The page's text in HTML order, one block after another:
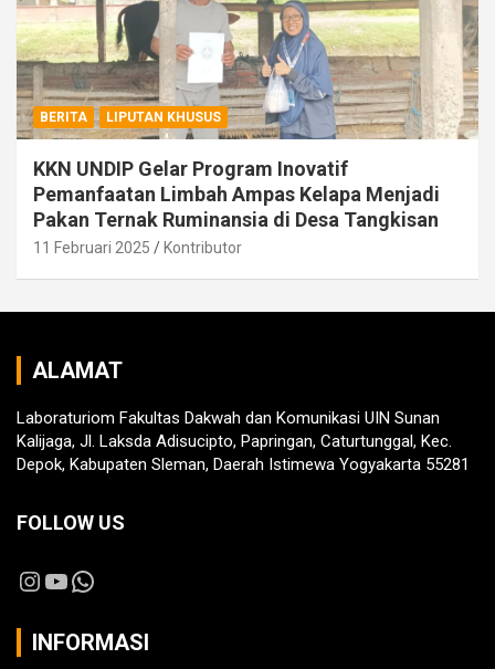
BERITA LIPUTAN KHUSUS
KKN UNDIP Gelar Program Inovatif
Pemanfaatan Limbah Ampas Kelapa Menjadi
Pakan Ternak Ruminansia di Desa Tangkisan
11 Februari 2025 Kontributor
ALAMAT
Laboraturiom Fakultas Dakwah dan Komunikasi UIN Sunan
Kalijaga, Jl. Laksda Adisucipto, Papringan, Caturtunggal, Kec.
Depok, Kabupaten Sleman, Daerah Istimewa Yogyakarta 55281
FOLLOW US
Instagram
YouTube
WhatsApp
INFORMASI